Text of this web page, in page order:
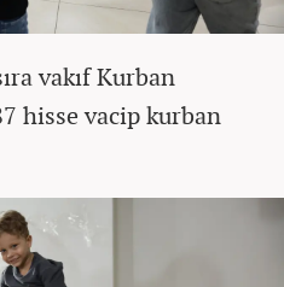
vakıf Kurban
hisse vacip kurban